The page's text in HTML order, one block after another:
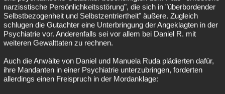
narzisstische Persönlichkeitsstörung", die sich in "überbordender
Selbstbezogenheit und Selbstzentriertheit" äußere. Zugleich
schlugen die Gutachter eine Unterbringung der Angeklagten in der
Psychiatrie vor. Anderenfalls sei vor allem bei Daniel R. mit
weiteren Gewalttaten zu rechnen.
Auch die Anwälte von Daniel und Manuela Ruda plädierten dafür,
ihre Mandanten in einer Psychiatrie unterzubringen, forderten
allerdings einen Freispruch in der Mordanklage: